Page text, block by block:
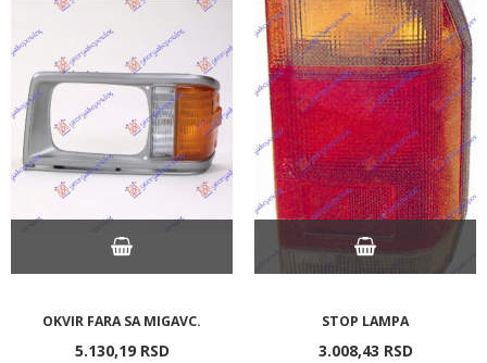
OKVIR FARA SA MIGAVC.
5.130,19 RSD
STOP LAMPA
3.008,43 RSD